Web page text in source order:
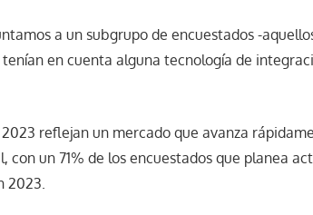
a un subgrupo de encuestados -
en cuenta alguna tecnología de
reflejan un mercado que avanza
con un 71% de los encuestados que planea
2023.